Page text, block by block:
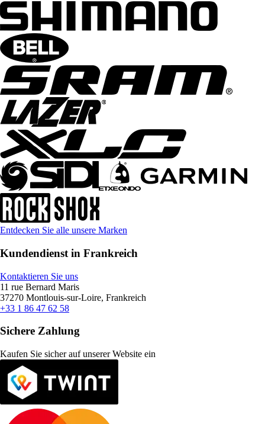
Entdecken Sie alle unsere Marken
Kundendienst in Frankreich
Kontaktieren Sie uns
11 rue Bernard Maris
37270 Montlouis-sur-Loire, Frankreich
+33 1 86 47 62 58
Sichere Zahlung
Kaufen Sie sicher auf unserer Website ein